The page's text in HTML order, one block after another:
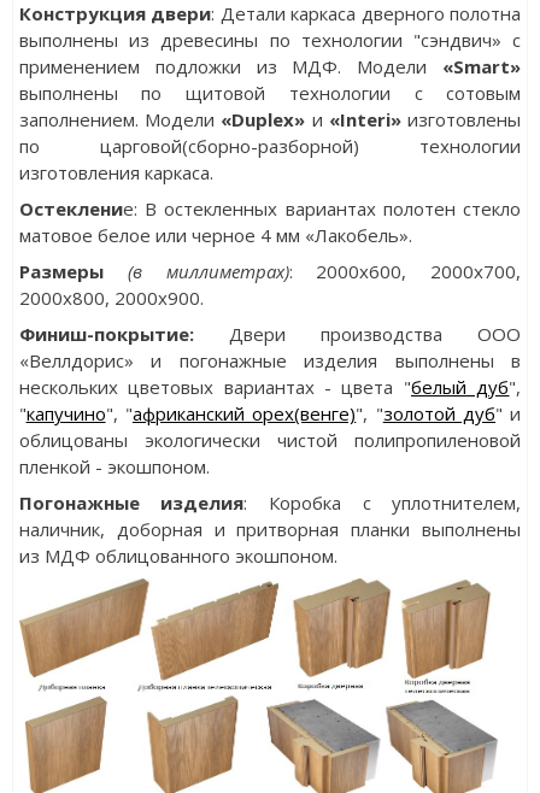
Конструкция двери: Детали каркаса дверного полотна
выполнены из древесины по технологии "сэндвич» с
применением подложки из МДФ. Модели «Smart»
выполнены по щитовой технологии с сотовым
заполнением. Модели «Duplex» и «Interi» изготовлены
по царговой(сборно-разборной) технологии
изготовления каркаса.
Остекление: В остекленных вариантах полотен стекло
матовое белое или черное 4 мм «Лакобель».
Размеры (в миллиметрах): 2000х600, 2000x700,
2000x800, 2000x900.
Финиш-покрытие: Двери производства ООО
«Веллдорис» и погонажные изделия выполнены в
нескольких цветовых вариантах - цвета "белый дуб",
"капучино", "африканский орех(венге)", "золотой дуб" и
облицованы экологически чистой полипропиленовой
пленкой - экошпоном.
Погонажные изделия: Коробка с уплотнителем,
наличник, доборная и притворная планки выполнены
из МДФ облицованного экошпоном.